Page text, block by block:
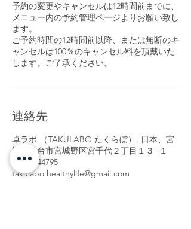
予約の変更やキャンセルは12時間前までに、
メニュー内の予約管理ページよりお願い致し
ます。
ご予約時間の12時間前以降、または無断のキ
ャンセルは100％のキャンセル料を頂戴いた
します。ご了承ください。
連絡先
卓ラボ （TAKULABO たくらぼ）, 日本、宮
城県仙台市宮城野区宮千代２丁目１３−１
08098644795
takulabo.healthylife@gmail.com